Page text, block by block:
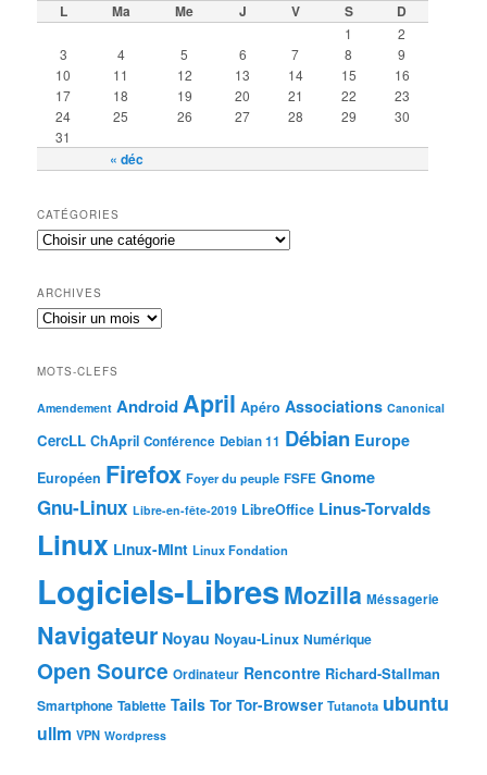
L Ma Me J V S D
« déc
1
2
3
4 5 6 7 8
9
10
11 12 13 14 15
16
17
18 19 20 21 22
23
24
25 26 27 28 29
30
31
CATÉGORIES
ARCHIVES
MOTS-CLEFS
Amendement AndroidApril Apéro Associations Canonical
CercLL ChApril Conférence Debian 11 Débian Europe
Européen Firefox Foyer du peuple FSFE Gnome
Gnu-Linux Libre-en-fête-2019 LibreOffice Linus-Torvalds
Linux Linux-Mint Linux Fondation
Logiciels-LibresMozilla Méssagerie
Navigateur Noyau Noyau-Linux Numérique
Open Source Ordinateur Rencontre Richard-Stallman
Smartphone Tablette Tails Tor Tor-Browser Tutanota ubuntu
ullm VPN Wordpress